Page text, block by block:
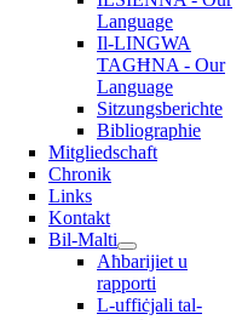
Language
Il-LINGWA
TAGĦNA - Our
Language
Sitzungsberichte
Bibliographie
Mitgliedschaft
Chronik
Links
Kontakt
Bil-Malti
Aħbarijiet u
rapporti
L-uffiċjali tal-